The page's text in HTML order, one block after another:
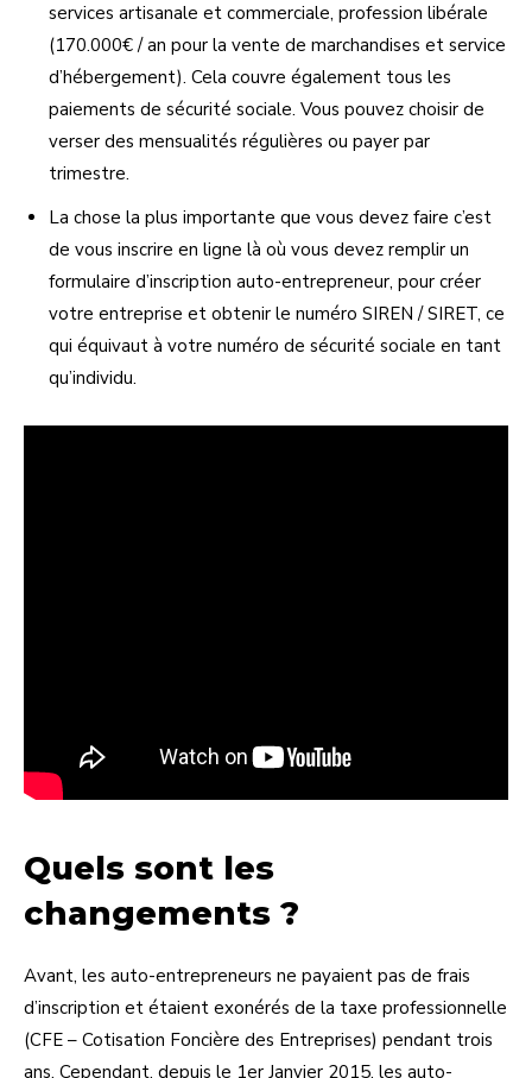
services artisanale et commerciale, profession libérale
(170.000€ / an pour la vente de marchandises et service
d’hébergement). Cela couvre également tous les
paiements de sécurité sociale. Vous pouvez choisir de
verser des mensualités régulières ou payer par
trimestre.
La chose la plus importante que vous devez faire c’est
de vous inscrire en ligne là où vous devez remplir un
formulaire d’inscription auto-entrepreneur, pour créer
votre entreprise et obtenir le numéro SIREN / SIRET, ce
qui équivaut à votre numéro de sécurité sociale en tant
qu’individu.
Quels sont les
changements ?
Avant, les auto-entrepreneurs ne payaient pas de frais
d’inscription et étaient exonérés de la taxe professionnelle
(CFE – Cotisation Foncière des Entreprises) pendant trois
ans. Cependant, depuis le 1er Janvier 2015, les auto-